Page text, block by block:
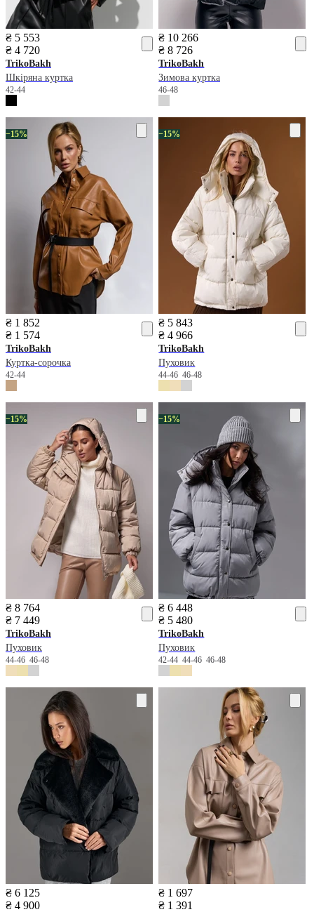
₴ 5 553
₴ 4 720
TrikoBakh
Шкіряна куртка
42-44
₴ 10 266
₴ 8 726
TrikoBakh
Зимова куртка
46-48
−15%
₴ 1 852
₴ 1 574
TrikoBakh
Куртка-сорочка
42-44
−15%
₴ 5 843
₴ 4 966
TrikoBakh
Пуховик
44-4646-48
−15%
₴ 8 764
₴ 7 449
TrikoBakh
Пуховик
44-46 46-48
−15%
₴ 6 448
₴ 5 480
TrikoBakh
Пуховик
42-4444-4646-48
₴ 6 125
₴ 4 900
₴ 1 697
₴ 1 391